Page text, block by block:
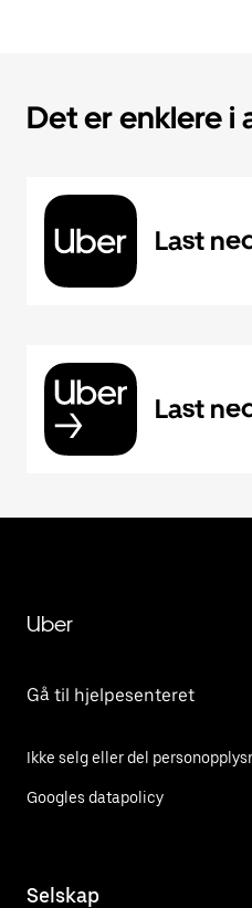
Det er enklere i
Last
Last
Uber
Gå til hjelpesenteret
Ikke selg eller del
Googles datapolicy
Selskap